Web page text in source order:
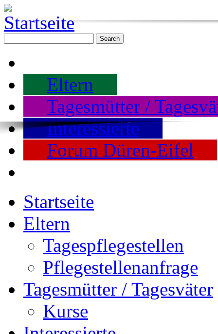
Eltern
Tagesmütter /
Interessierte
Forum Düren-Eifel
Startseite
Eltern
Tagespflegestellen
Pflegestellenanfrage
Tagesmütter / Tagesväter
Kurse